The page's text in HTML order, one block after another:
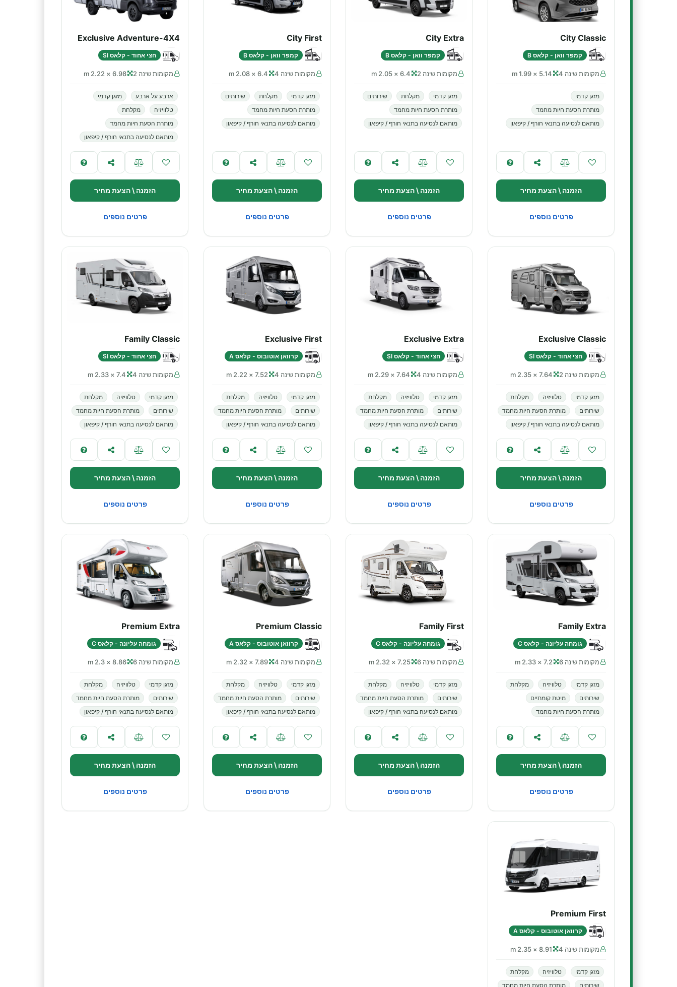
City Classic
קמפר וואן - קלאס B
מקומות שינה 4 5.14 × 1.99 m
מזגן קדמי
מותרת הסעת חיות מחמד
מותאם לנסיעה בתנאי חורף / קיפאון
הזמנה \ הצעת מחיר
פרטים נוספים
City Extra
קמפר וואן - קלאס B
מקומות שינה 2 6.4 × 2.05 m
מזגן קדמי מקלחת
שירותים
מותרת הסעת חיות מחמד
מותאם לנסיעה בתנאי חורף / קיפאון
הזמנה \ הצעת מחיר
פרטים נוספים
City First
קמפר וואן - קלאס B
מקומות שינה 4 6.4 × 2.08 m
מזגן קדמי מקלחת
שירותים
מותרת הסעת חיות מחמד
מותאם לנסיעה בתנאי חורף / קיפאון
הזמנה \ הצעת מחיר
פרטים נוספים
Exclusive Adventure-4X4
חצי אחוד - קלאס SI
מקומות שינה 2 6.98 × 2.22 m
ארבע על ארבע
מזגן קדמי
טלוויזיה
מקלחת
מותרת הסעת חיות מחמד
מותאם לנסיעה בתנאי חורף / קיפאון
הזמנה \ הצעת מחיר
פרטים נוספים
Exclusive Classic
חצי אחוד - קלאס SI
מקומות שינה 2 7.64 × 2.35 m
מזגן קדמי טלוויזיה
מקלחת
שירותים
מותרת הסעת חיות מחמד
מותאם לנסיעה בתנאי חורף / קיפאון
הזמנה \ הצעת מחיר
פרטים נוספים
Exclusive Extra
חצי אחוד - קלאס SI
מקומות שינה 4 7.64 × 2.29 m
מזגן קדמי טלוויזיה
מקלחת
שירותים
מותרת הסעת חיות מחמד
מותאם לנסיעה בתנאי חורף / קיפאון
הזמנה \ הצעת מחיר
פרטים נוספים
Exclusive First
קרוואן אוטובוס - קלאס A
מקומות שינה 4 7.52 × 2.22 m
מזגן קדמי טלוויזיה
מקלחת
שירותים
מותרת הסעת חיות מחמד
מותאם לנסיעה בתנאי חורף / קיפאון
הזמנה \ הצעת מחיר
פרטים נוספים
Family Classic
חצי אחוד - קלאס SI
מקומות שינה 4 7.4 × 2.33 m
מזגן קדמי טלוויזיה
מקלחת
שירותים
מותרת הסעת חיות מחמד
מותאם לנסיעה בתנאי חורף / קיפאון
הזמנה \ הצעת מחיר
פרטים נוספים
Family Extra
גומחה עליונה - קלאס C
מקומות שינה 6 7.2 × 2.33 m
מזגן קדמי טלוויזיה
מקלחת
שירותים
מיטת קומתיים
מותרת הסעת חיות מחמד
הזמנה \ הצעת מחיר
פרטים נוספים
Family First
גומחה עליונה - קלאס C
מקומות שינה 6 7.25 × 2.32 m
מזגן קדמי טלוויזיה
מקלחת
שירותים
מותרת הסעת חיות מחמד
מותאם לנסיעה בתנאי חורף / קיפאון
הזמנה \ הצעת מחיר
פרטים נוספים
Premium Classic
קרוואן אוטובוס - קלאס A
מקומות שינה 4 7.89 × 2.32 m
מזגן קדמי טלוויזיה
מקלחת
שירותים
מותרת הסעת חיות מחמד
מותאם לנסיעה בתנאי חורף / קיפאון
הזמנה \ הצעת מחיר
פרטים נוספים
Premium Extra
גומחה עליונה - קלאס C
מקומות שינה 6 8.86 × 2.3 m
מזגן קדמי טלוויזיה
מקלחת
שירותים
מותרת הסעת חיות מחמד
מותאם לנסיעה בתנאי חורף / קיפאון
הזמנה \ הצעת מחיר
פרטים נוספים
Premium First
קרוואן אוטובוס - קלאס A
מקומות שינה 4 8.91 × 2.35 m
מזגן קדמי טלוויזיה
מקלחת
שירותים
מותרת הסעת חיות מחמד